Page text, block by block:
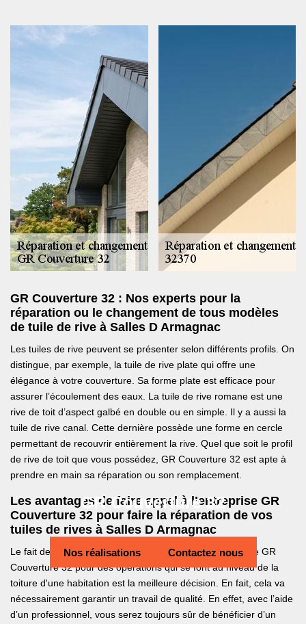
GR Couverture 32
Nos réalisations Contactez nous
GR Couverture 32 : Nos experts pour la
réparation ou le changement de tous modèles
de tuile de rive à Salles D Armagnac
Les tuiles de rive peuvent se présenter selon différents profils. On
distingue, par exemple, la tuile de rive plate qui offre une
élégance à votre couverture. Sa forme plate est efficace pour
assurer l’écoulement des eaux. La tuile de rive romane est une
rive de toit d’aspect galbé en double ou en simple. Il y a aussi la
tuile de rive canal. Cette dernière possède une forme en cercle
permettant de recouvrir entièrement la rive. Quel que soit le profil
de rive de toit que vous possédez, GR Couverture 32 est apte à
prendre en main sa réparation ou son remplacement.
Les avantages de faire appel à l’entreprise GR
Couverture 32 pour faire la réparation de vos
tuiles de rives à Salles D Armagnac
Le fait de solliciter des services de professionnels comme GR
Couverture 32 pour des opérations qui se font au niveau de la
toiture d'une habitation est la meilleure décision. En fait, cela va
nécessairement garantir un travail de qualité. En effet, avec l’aide
d’un professionnel, vous serez toujours sûr de bénéficier d’un